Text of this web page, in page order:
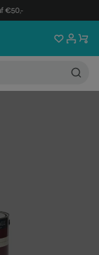
€50,-